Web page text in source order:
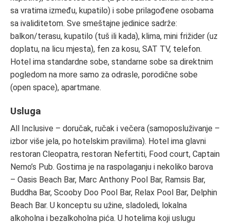
sa vratima između, kupatilo) i sobe prilagođene osobama
sa ivaliditetom. Sve smeštajne jedinice sadrže:
balkon/terasu, kupatilo (tuš ili kada), klima, mini frižider (uz
doplatu, na licu mjesta), fen za kosu, SAT TV, telefon.
Hotel ima standardne sobe, standarne sobe sa direktnim
pogledom na more samo za odrasle, porodične sobe
(open space), apartmane.
Usluga
All Inclusive – doručak, ručak i večera (samoposluživanje –
izbor više jela, po hotelskim pravilima). Hotel ima glavni
restoran Cleopatra, restoran Nefertiti, Food court, Captain
Nemo’s Pub. Gostima je na raspolaganju i nekoliko barova
– Oasis Beach Bar, Marc Anthony Pool Bar, Ramsis Bar,
Buddha Bar, Scooby Doo Pool Bar, Relax Pool Bar, Delphin
Beach Bar. U konceptu su užine, sladoledi, lokalna
alkoholna i bezalkoholna pića. U hotelima koji uslugu